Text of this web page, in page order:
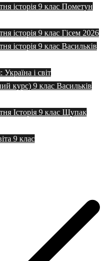
історія 9 клас Пометун
історія 9 клас Гісем 2026
історія 9 клас Васильків
Україна і світ
курс) 9 клас Васильків
Історія 9 клас Щупак
9 клас